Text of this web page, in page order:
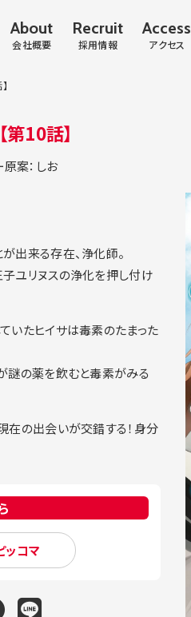
About
会社概要
Recruit
採用情報
Access
アクセス
10話】
案：しお
出来る存在、浄化師。
ユリヌスの浄化を押し付け
いたヒイサは毒素のたまった
謎の薬を飲むと毒素がみる
在の出会いが交錯する！身分
ッコマ